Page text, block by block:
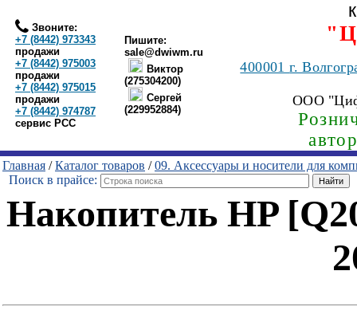
Звоните:
+7 (8442) 973343
продажи
+7 (8442) 975003
продажи
+7 (8442) 975015
продажи
+7 (8442) 974787
сервис РСС
Пишите:
sale@dwiwm.ru
Виктор
(275304200)
Сергей
(229952884)
400001г.
ООО
Главная /Каталог товаров /09. Аксессуары и носители для
Поиск в прайсе:
Накопитель HP